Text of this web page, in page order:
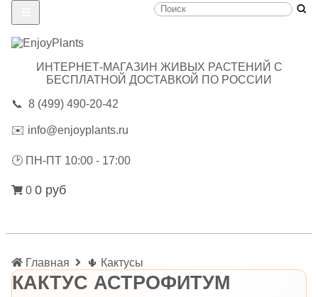
ИНТЕРНЕТ-МАГАЗИН ЖИВЫХ РАСТЕНИЙ С
БЕСПЛАТНОЙ ДОСТАВКОЙ ПО РОССИИ
📞 8 (499) 490-20-42
✉️ info@enjoyplants.ru
🕑 ПН-ПТ 10:00 - 17:00
0 0 руб
Главная 🌵 Кактусы
КАКТУС АСТРОФИТУМ